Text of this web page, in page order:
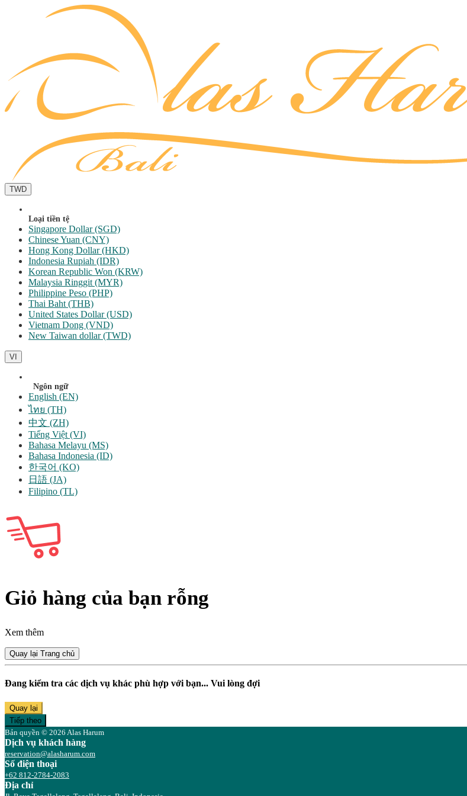
TWD
Loại tiền tệ
Singapore Dollar (SGD)
Chinese Yuan (CNY)
Hong Kong Dollar (HKD)
Indonesia Rupiah (IDR)
Korean Republic Won (KRW)
Malaysia Ringgit (MYR)
Philippine Peso (PHP)
Thai Baht (THB)
United States Dollar (USD)
Vietnam Dong (VND)
New Taiwan dollar (TWD)
VI
Ngôn ngữ
English (EN)
ไทย (TH)
中文 (ZH)
Tiếng Việt (VI)
Bahasa Melayu (MS)
Bahasa Indonesia (ID)
한국어 (KO)
日語 (JA)
Filipino (TL)
Giỏ hàng của bạn rỗng
Xem thêm
Quay lại Trang chủ
Đang kiểm tra các dịch vụ khác phù hợp với bạn... Vui lòng đợi
Quay lại
Tiếp theo
Bản quyền © 2026 Alas Harum
Dịch vụ khách hàng
reservation@alasharum.com
Số điện thoại
+62 812-2784-2083
Địa chỉ